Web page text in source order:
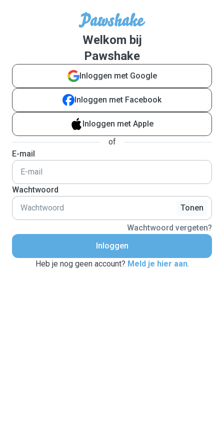
Welkom bij
Pawshake
Inloggen met Google
Inloggen met Facebook
Inloggen met Apple
of
E-mail
Wachtwoord
Tonen
Wachtwoord vergeten?
Inloggen
Heb je nog geen account? Meld je hier aan.